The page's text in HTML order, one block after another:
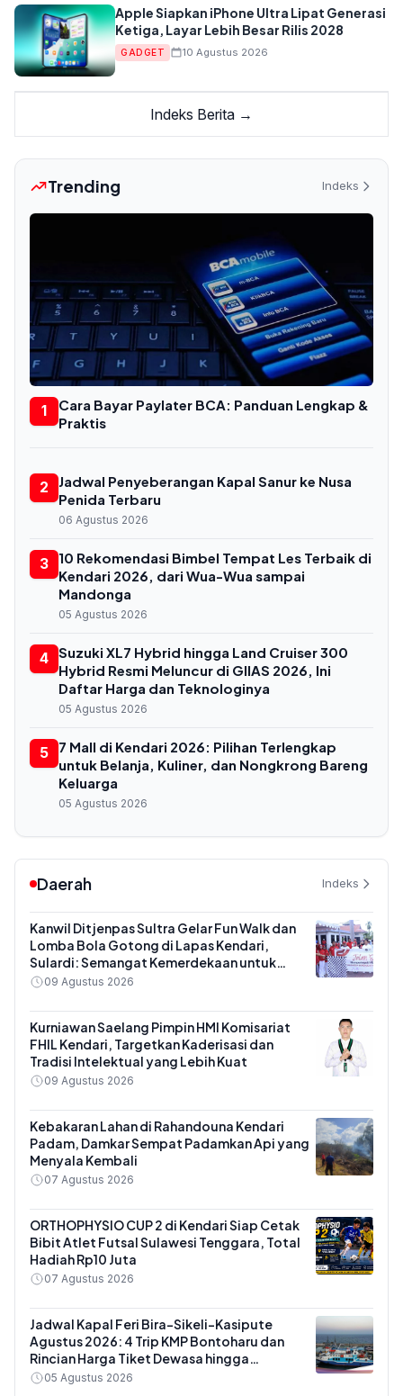
Apple Siapkan iPhone Ultra Lipat Generasi
Ketiga, Layar Lebih Besar Rilis 2028
GADGET 10 Agustus 2026
Indeks Berita →
Trending Indeks
1
Cara Bayar Paylater BCA: Panduan Lengkap &
Praktis
2
Jadwal Penyeberangan Kapal Sanur ke Nusa
Penida Terbaru
06 Agustus 2026
3
10 Rekomendasi Bimbel Tempat Les Terbaik di
Kendari 2026, dari Wua-Wua sampai
Mandonga
05 Agustus 2026
4 Suzuki XL7 Hybrid hingga Land Cruiser 300
Hybrid Resmi Meluncur di GIIAS 2026, Ini
Daftar Harga dan Teknologinya
05 Agustus 2026
5
7 Mall di Kendari 2026: Pilihan Terlengkap
untuk Belanja, Kuliner, dan Nongkrong Bareng
Keluarga
05 Agustus 2026
Daerah Indeks
Kanwil Ditjenpas Sultra Gelar Fun Walk dan
Lomba Bola Gotong di Lapas Kendari,
Sulardi: Semangat Kemerdekaan untuk
Kinerja
09 Agustus 2026
Kurniawan Saelang Pimpin HMI Komisariat
FHIL Kendari, Targetkan Kaderisasi dan
Tradisi Intelektual yang Lebih Kuat
09 Agustus 2026
Kebakaran Lahan di Rahandouna Kendari
Padam, Damkar Sempat Padamkan Api yang
Menyala Kembali
07 Agustus 2026
ORTHOPHYSIO CUP 2 di Kendari Siap Cetak
Bibit Atlet Futsal Sulawesi Tenggara, Total
Hadiah Rp10 Juta
07 Agustus 2026
Jadwal Kapal Feri Bira-Sikeli-Kasipute
Agustus 2026: 4 Trip KMP Bontoharu dan
Rincian Harga Tiket Dewasa hingga
Kendaraan Golongan IX
05 Agustus 2026